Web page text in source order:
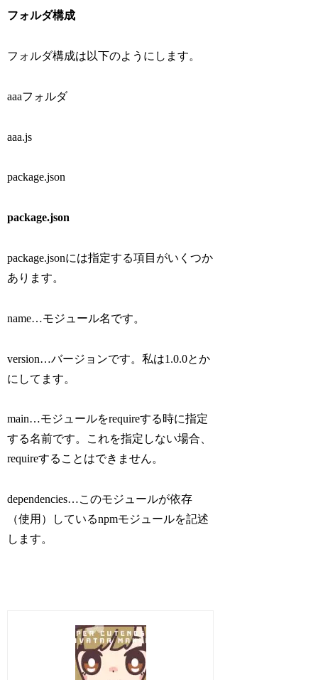
フォルダ構成
フォルダ構成は以下のようにします。
aaaフォルダ
aaa.js
package.json
package.json
package.jsonには指定する項目がいくつか
あります。
name…モジュール名です。
version…バージョンです。私は1.0.0とか
にしてます。
main…モジュールをrequireする時に指定
する名前です。これを指定しない場合、
requireすることはできません。
dependencies…このモジュールが依存
（使用）しているnpmモジュールを記述
します。